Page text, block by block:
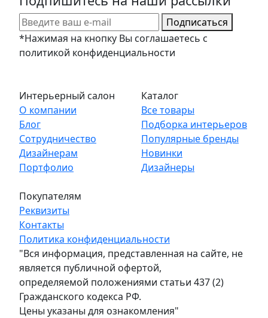
Интерьерный салон
О компании
Блог
Сотрудничество
Дизайнерам
Портфолио
Каталог
Все товары
Подборка интерьеров
Популярные бренды
Новинки
Дизайнеры
Покупателям
Реквизиты
Контакты
Подписаться
*Нажимая на кнопку Вы соглашаетесь с
политикой конфиденциальности
Политика конфиденциальности
"Вся информация, представленная на сайте, не
является публичной офертой,
определяемой положениями статьи 437 (2)
Гражданского кодекса РФ.
Цены указаны для ознакомления"